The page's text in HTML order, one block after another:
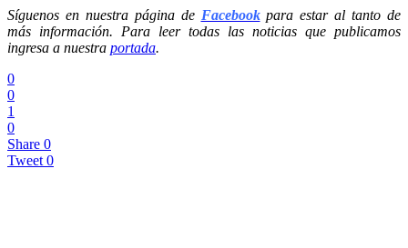
Síguenos en nuestra página de Facebookpara estar al tanto de
más información. Para leer todas las noticias que publicamos
ingresa a nuestra portada.
0
0
1
0
Share 0
Tweet 0